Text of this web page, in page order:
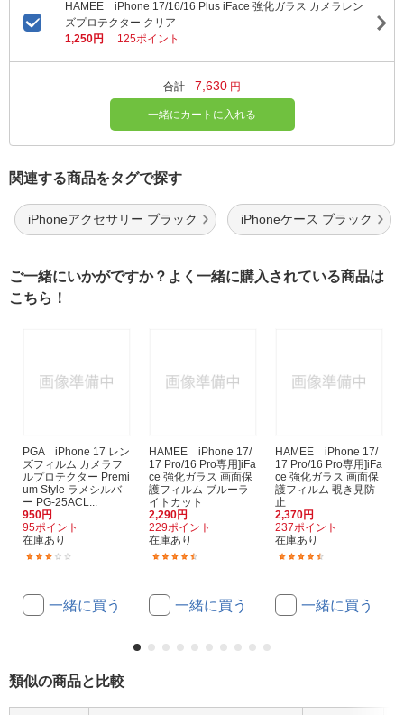
HAMEE iPhone 17/16/16 Plus iFace 強化ガラス カメラレン
ズプロテクター クリア
1,250円
125ポイント
合計 7,630 円
一緒にカートに入れる
関連する商品をタグで探す
iPhoneアクセサリー ブラック iPhoneケース ブラック
ご一緒にいかがですか？よく一緒に購入されている商品は
こちら！
PGA iPhone 17 レン
ズフィルム カメラフ
ルプロテクター Premi
um Style ラメシルバ
ー PG-25ACL...
950円
95ポイント
在庫あり
一緒に買う
HAMEE iPhone 17/
17 Pro/16 Pro専用]iFa
ce 強化ガラス 画面保
護フィルム ブルーラ
イトカット
2,290円
229ポイント
在庫あり
一緒に買う
HAMEE iPhone 17/
17 Pro/16 Pro専用]iFa
ce 強化ガラス 画面保
護フィルム 覗き見防
止
2,370円
237ポイント
在庫あり
一緒に買う
類似の商品と比較